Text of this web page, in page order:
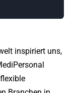
inspiriert uns,